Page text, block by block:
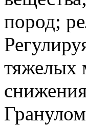
пород;
тяжелых